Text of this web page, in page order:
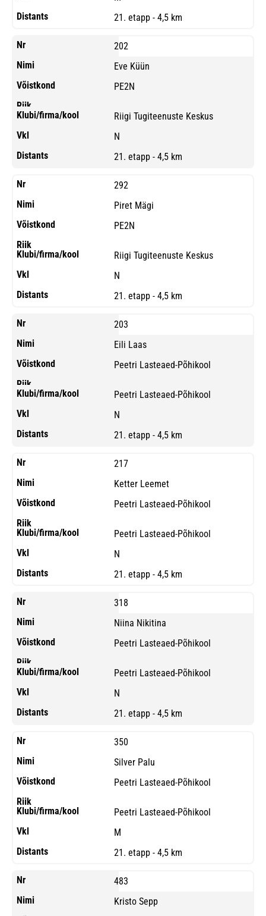
21. etapp - 4,5 km
202
Eve Küün
PE2N
Riigi Tugiteenuste Keskus
N
21. etapp - 4,5 km
292
Piret Mägi
PE2N
Riigi Tugiteenuste Keskus
N
21. etapp - 4,5 km
203
Eili Laas
Peetri Lasteaed-Põhikool
Peetri Lasteaed-Põhikool
N
21. etapp - 4,5 km
217
Ketter Leemet
Peetri Lasteaed-Põhikool
Peetri Lasteaed-Põhikool
N
21. etapp - 4,5 km
318
Niina Nikitina
Peetri Lasteaed-Põhikool
Peetri Lasteaed-Põhikool
N
21. etapp - 4,5 km
350
Silver Palu
Peetri Lasteaed-Põhikool
Peetri Lasteaed-Põhikool
M
21. etapp - 4,5 km
483
Kristo Sepp